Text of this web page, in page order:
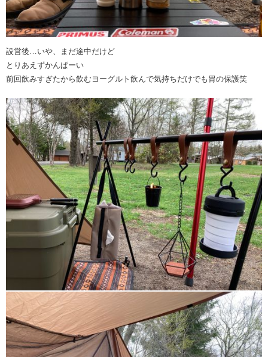
設営後…いや、まだ途中だけど
とりあえずかんぱーい
前回飲みすぎたから飲むヨーグルト飲んで気持ちだけでも胃の保護笑